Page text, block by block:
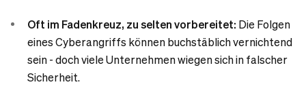
Oft im Fadenkreuz, zu selten vorbereitet: Die Folgen
eines Cyberangriffs können buchstäblich vernichtend
sein - doch viele Unternehmen wiegen sich in falscher
Sicherheit.